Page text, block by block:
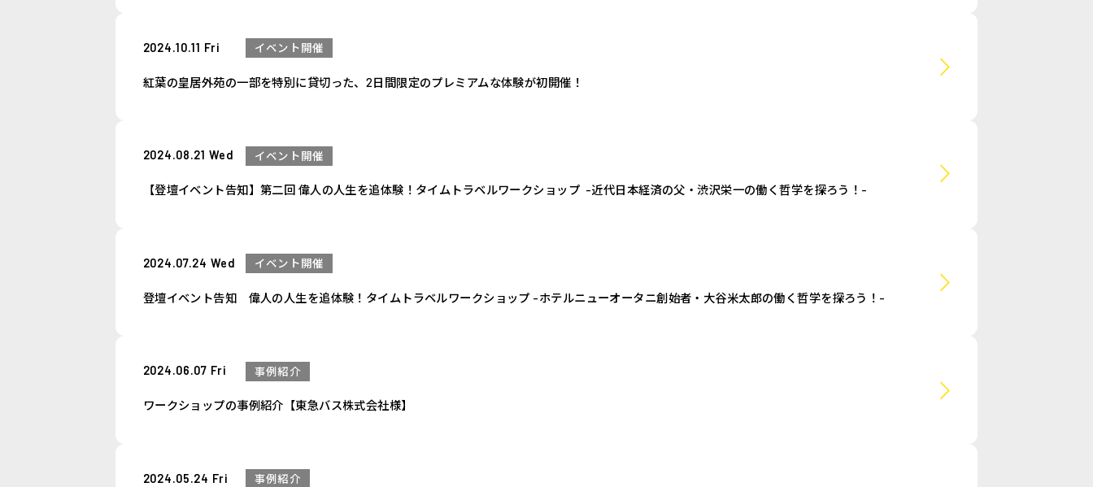
2024.10.11 Fri イベント開催
紅葉の皇居外苑の一部を特別に貸切った、2日間限定のプレミアムな体験が初開催！
2024.08.21 Wed イベント開催
【登壇イベント告知】第二回 偉人の人生を追体験！タイムトラベルワークショップ -近代日本経済の父・渋沢栄一の働く哲学を探ろう！-
2024.07.24 Wed イベント開催
登壇イベント告知 偉人の人生を追体験！タイムトラベルワークショップ -ホテルニューオータニ創始者・大谷米太郎の働く哲学を探ろう！-
2024.06.07 Fri 事例紹介
ワークショップの事例紹介【東急バス株式会社様】
2024.05.24 Fri 事例紹介